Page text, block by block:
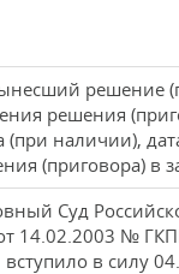
решение
решения
(при наличии),
(приговора) в
Суд
14.02.2003 №
вступило в силу